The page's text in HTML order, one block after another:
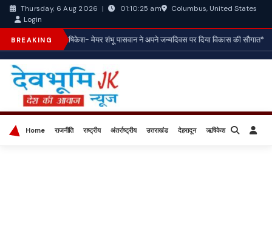
Thursday, 6 Aug 2026 | 01:10:28 am
Columbus, United States
Login
BREAKING *ऋषिकेश- मेयर शंभू पासवान ने अपने जन्मदिवस पर दिया विकास की सौगात*
Home राजनीति राष्ट्रीय अंतर्राष्ट्रीय उत्तराखंड देहरादून ऋषिकेश बिज़नेस